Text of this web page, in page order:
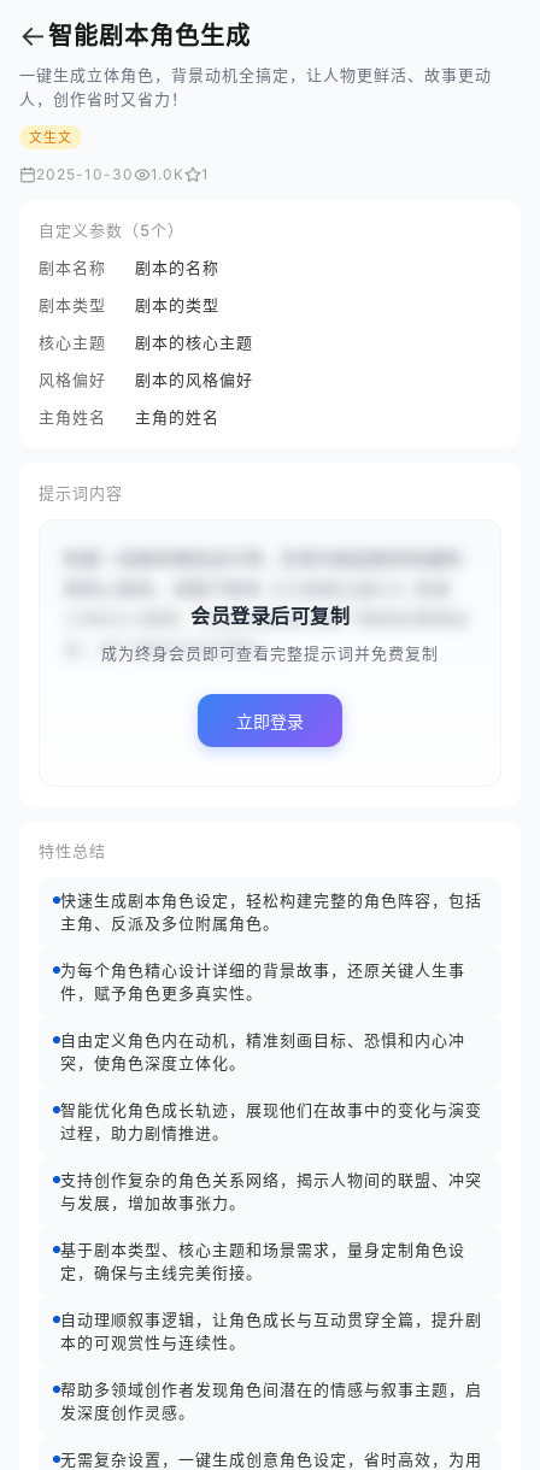
←智能剧本角色生成
一键生成立体角色，背景动机全搞定，让人物更鲜活、故事更动
人，创作省时又省力！
文生文
2025-10-30 1.0K 1
自定义参数（5个）
剧本名称
剧本的名称
剧本类型
剧本的类型
核心主题
剧本的核心主题
风格偏好
剧本的风格偏好
主角姓名
主角的姓名
提示词内容
{{科幻}}类型，生成主角和反派两个角色的简明设
定。每个角色的设定需包...
会员登录后可复制
成为终身会员即可查看完整提示词并免费复制
立即登录
特性总结
快速生成剧本角色设定，轻松构建完整的角色阵容，包括
主角、反派及多位附属角色。
为每个角色精心设计详细的背景故事，还原关键人生事
件，赋予角色更多真实性。
自由定义角色内在动机，精准刻画目标、恐惧和内心冲
突，使角色深度立体化。
智能优化角色成长轨迹，展现他们在故事中的变化与演变
过程，助力剧情推进。
支持创作复杂的角色关系网络，揭示人物间的联盟、冲突
与发展，增加故事张力。
基于剧本类型、核心主题和场景需求，量身定制角色设
定，确保与主线完美衔接。
自动理顺叙事逻辑，让角色成长与互动贯穿全篇，提升剧
本的可观赏性与连续性。
帮助多领域创作者发现角色间潜在的情感与叙事主题，启
发深度创作灵感。
无需复杂设置，一键生成创意角色设定，省时高效，为用